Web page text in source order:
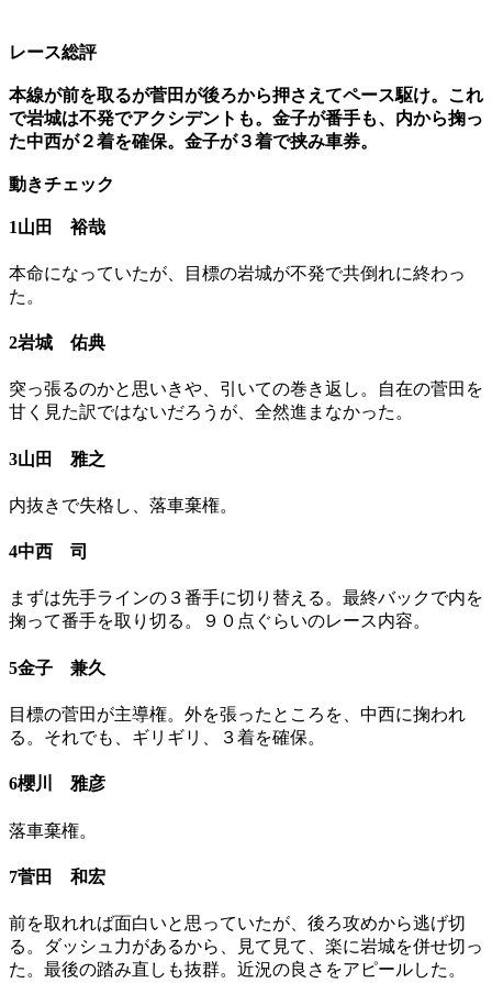
レース総評
本線が前を取るが菅田が後ろから押さえてペース駆け。これ
で岩城は不発でアクシデントも。金子が番手も、内から掬っ
た中西が２着を確保。金子が３着で挟み車券。
動きチェック
1山田 裕哉
本命になっていたが、目標の岩城が不発で共倒れに終わっ
た。
2岩城 佑典
突っ張るのかと思いきや、引いての巻き返し。自在の菅田を
甘く見た訳ではないだろうが、全然進まなかった。
3山田 雅之
内抜きで失格し、落車棄権。
4中西 司
まずは先手ラインの３番手に切り替える。最終バックで内を
掬って番手を取り切る。９０点ぐらいのレース内容。
5金子 兼久
目標の菅田が主導権。外を張ったところを、中西に掬われ
る。それでも、ギリギリ、３着を確保。
6櫻川 雅彦
落車棄権。
7菅田 和宏
前を取れれば面白いと思っていたが、後ろ攻めから逃げ切
る。ダッシュ力があるから、見て見て、楽に岩城を併せ切っ
た。最後の踏み直しも抜群。近況の良さをアピールした。